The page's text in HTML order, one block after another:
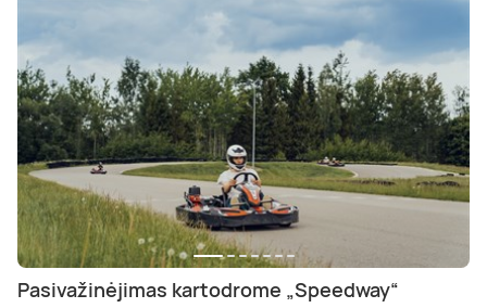
Pasivažinėjimas kartodrome „Speedway“